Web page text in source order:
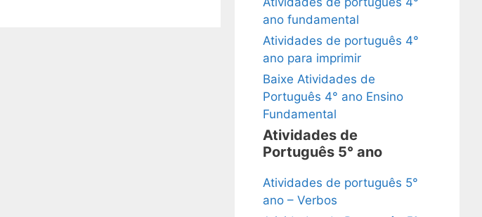
ano fundamental
Atividades de português 4°
ano para imprimir
Baixe Atividades de
Português 4° ano Ensino
Fundamental
Atividades de
Português 5° ano
Atividades de português 5°
ano – Verbos